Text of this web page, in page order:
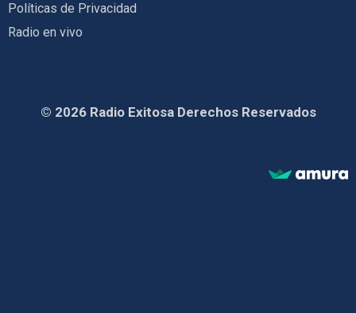
Políticas de Privacidad
Radio en vivo
© 2026 Radio Exitosa Derechos Reservados